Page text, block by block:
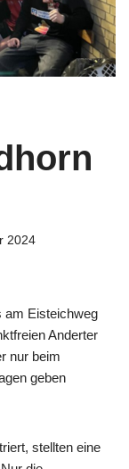
2024
am Eisteichweg
Anderter
nur beim
geben
stellten eine